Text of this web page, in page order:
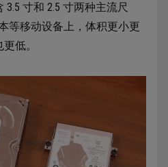
寸和 2.5 寸两种主流尺
等移动设备上，体积更小更
低。